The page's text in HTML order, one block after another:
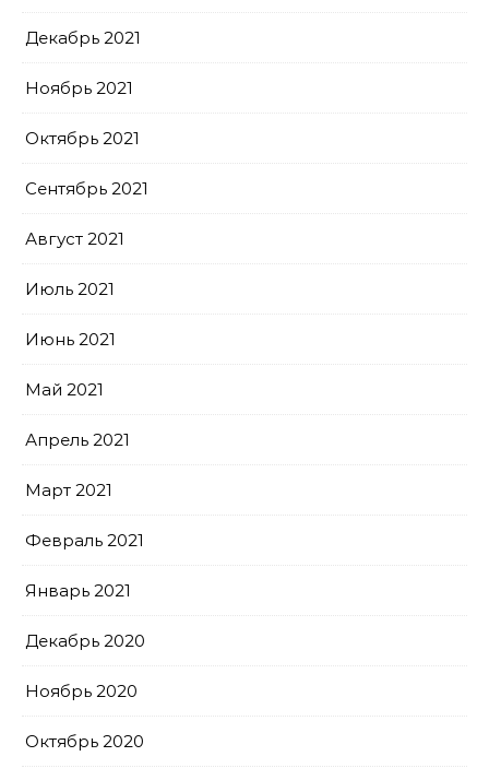
Декабрь 2021
Ноябрь 2021
Октябрь 2021
Сентябрь 2021
Август 2021
Июль 2021
Июнь 2021
Май 2021
Апрель 2021
Март 2021
Февраль 2021
Январь 2021
Декабрь 2020
Ноябрь 2020
Октябрь 2020